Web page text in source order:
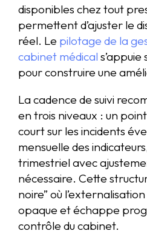
disponibles chez tout
permettent d’ajuster le
réel. Le pilotage de la
cabinet médical s’appuie
pour construire une
La cadence de suivi
en trois niveaux : un
court sur les incidents
mensuelle des
trimestriel avec
nécessaire. Cette
noire” où
opaque et échappe
contrôle du cabinet.